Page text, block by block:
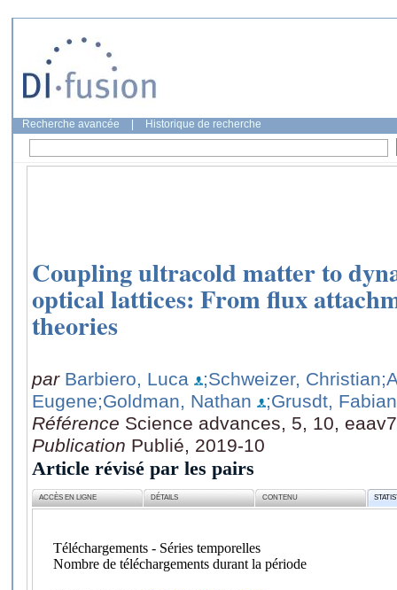
Recherche avancée Historique de recherche
Coupling ultracold matter to
optical lattices: From flux
theories
par Barbiero, Luca ;Schweizer, Christian
Eugene;Goldman, Nathan
;Grusdt, Fabian
Référence Science advances, 5, 10,
Publication Publié, 2019-10
Article révisé par les pairs
ACCÈS EN LIGNE DÉTAILS CONTENU